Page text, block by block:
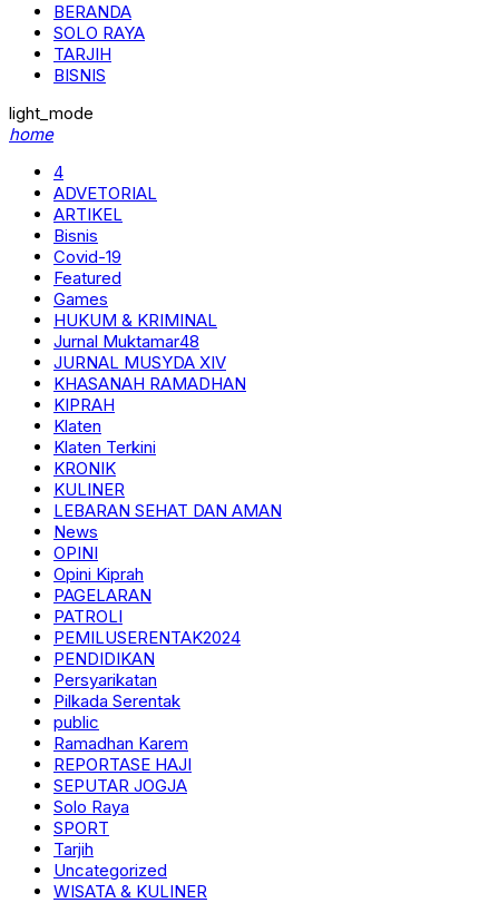
BERANDA
SOLO RAYA
TARJIH
BISNIS
light_mode
home
4
ADVETORIAL
ARTIKEL
Bisnis
Covid-19
Featured
Games
HUKUM & KRIMINAL
Jurnal Muktamar48
JURNAL MUSYDA XIV
KHASANAH RAMADHAN
KIPRAH
Klaten
Klaten Terkini
KRONIK
KULINER
LEBARAN SEHAT DAN AMAN
News
OPINI
Opini Kiprah
PAGELARAN
PATROLI
PEMILUSERENTAK2024
PENDIDIKAN
Persyarikatan
Pilkada Serentak
public
Ramadhan Karem
REPORTASE HAJI
SEPUTAR JOGJA
Solo Raya
SPORT
Tarjih
Uncategorized
WISATA & KULINER